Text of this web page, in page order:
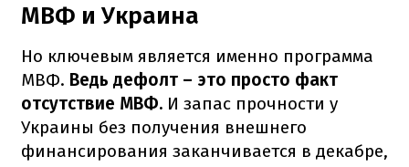
МВФ и Украина
Но ключевым является именно программа
МВФ. Ведь дефолт – это просто факт
отсутствие МВФ. И запас прочности у
Украины без получения внешнего
финансирования заканчивается в декабре,